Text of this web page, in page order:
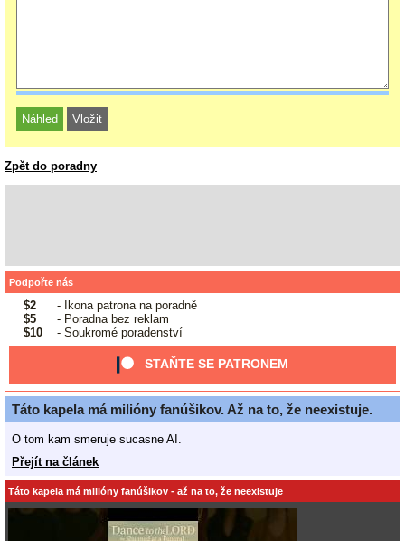
Zpět do poradny
Podpořte nás
$2
- Ikona patrona na poradně
$5
- Poradna bez reklam
$10
- Soukromé poradenství
STAŇTE SE PATRONEM
Táto kapela má milióny fanúšikov. Až na to, že neexistuje.
O tom kam smeruje sucasne AI.
Přejít na článek
Táto kapela má milióny fanúšikov - až na to, že neexistuje